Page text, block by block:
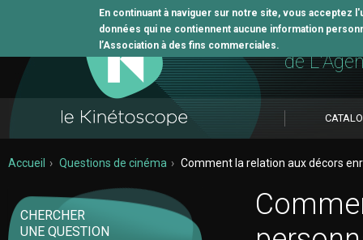
En continuant à naviguer sur notre site, vous
données qui ne contiennent aucune information
l’Association à des fins commerciales. L'outil
de
Accueil Questions de cinéma Comment la relation aux décors
CHERCHER
UNE QUESTION